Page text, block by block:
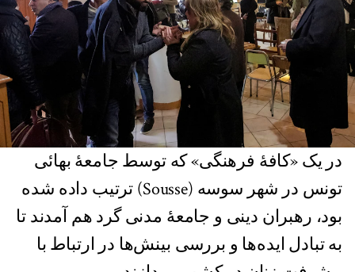
در یک «کافۀ فرهنگی» که توسط جامعۀ بهائی
تونس در شهر سوسه (Sousse) ترتیب داده شده
بود، رهبران دینی و جامعۀ مدنی گرد هم آمدند تا
به تبادل ایده‌ها و بررسی بینش‌ها در ارتباط با